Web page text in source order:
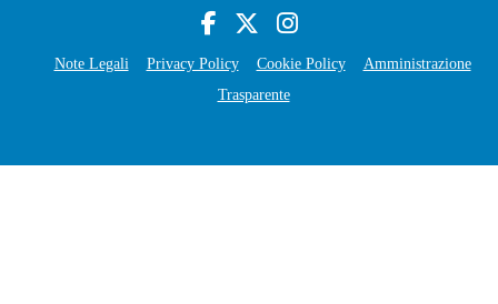
Note Legali Privacy Policy Cookie Policy
Amministrazione
Trasparente